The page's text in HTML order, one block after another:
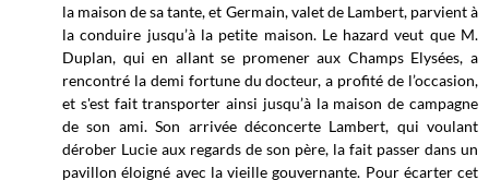
la maison de sa tante, et Germain, valet de Lambert, parvient à
la conduire jusqu’à la petite maison. Le hazard veut que M.
Duplan, qui en allant se promener aux Champs Elysées, a
rencontré la demi fortune du docteur, a profité de l’occasion,
et s'est fait transporter ainsi jusqu’à la maison de campagne
de son ami. Son arrivée déconcerte Lambert, qui voulant
dérober Lucie aux regards de son père, la fait passer dans un
pavillon éloigné avec la vieille gouvernante. Pour écarter cet